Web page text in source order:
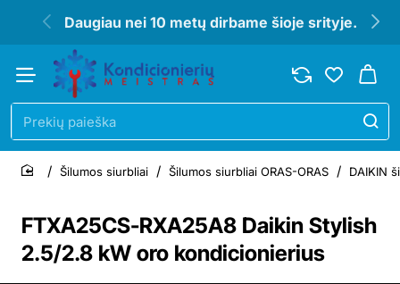
Daugiau nei 10 metų dirbame šioje srityje.
Prekių
paieška
FTXA25CS-RXA25A8 Daikin Stylish
2.5/2.8 kW oro kondicionierius
home
Šilumos siurbliai Šilumos siurbliai ORAS-ORAS DAIKIN